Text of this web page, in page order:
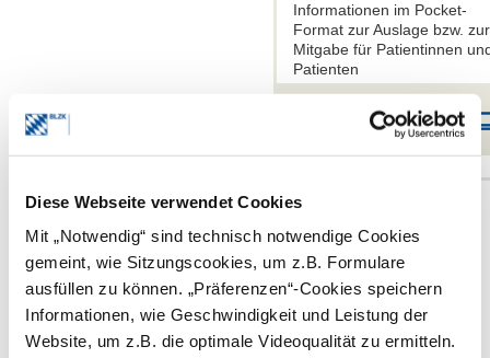
Diese Webseite verwendet Cookies
Mit „Notwendig“ sind technisch notwendige Cookies
gemeint, wie Sitzungscookies, um z.B. Formulare
ausfüllen zu können. „Präferenzen“-Cookies speichern
Informationen, wie Geschwindigkeit und Leistung der
Website, um z.B. die optimale Videoqualität zu ermitteln.
Informationen im Pocket-
Format zur Auslage bzw. zur
Mitgabe für Patientinnen
Patienten